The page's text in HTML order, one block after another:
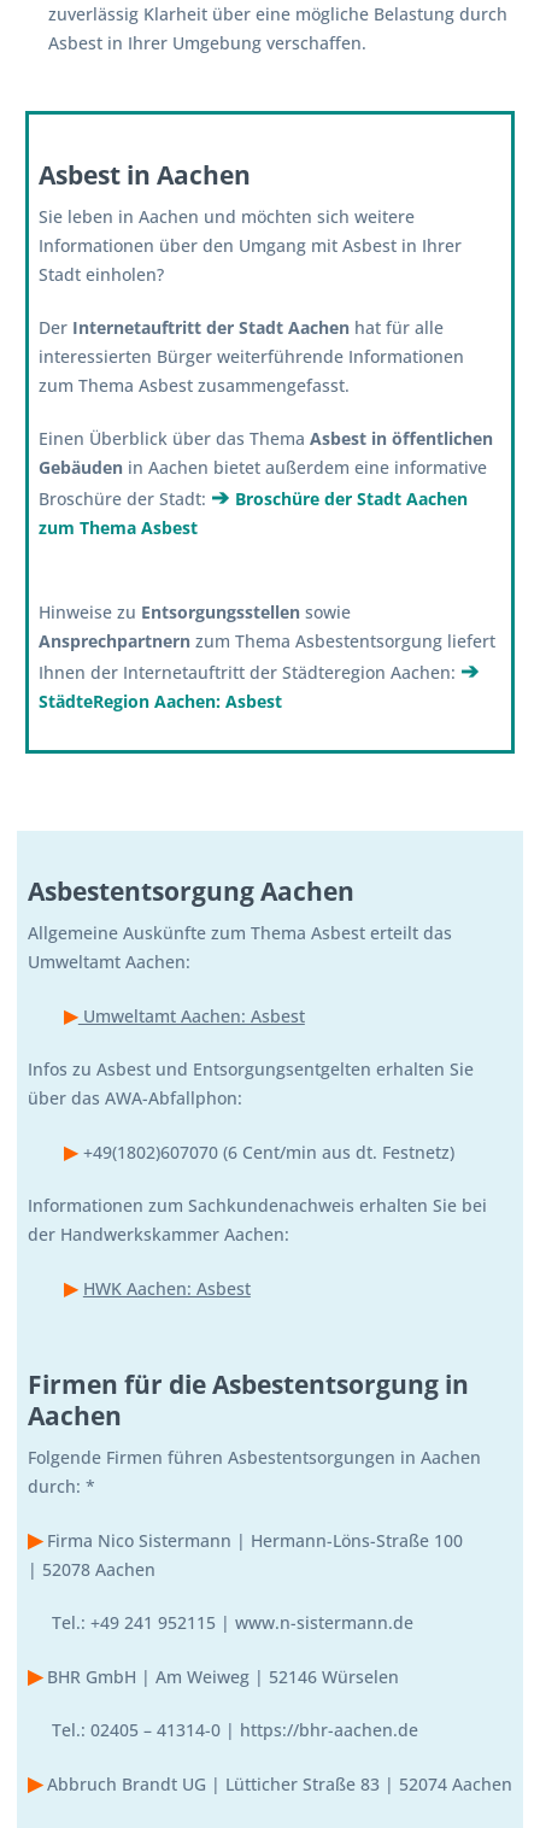
zuverlässig Klarheit über eine mögliche Belastung durch
Asbest in Ihrer Umgebung verschaffen.
Asbest in Aachen
Sie leben in Aachen und möchten sich weitere
Informationen über den Umgang mit Asbest in Ihrer
Stadt einholen?
Der Internetauftritt der Stadt Aachen hat für alle
interessierten Bürger weiterführende Informationen
zum Thema Asbest zusammengefasst.
Einen Überblick über das ThemaAsbest in öffentlichen
Gebäuden in Aachen bietet außerdem eine informative
Broschüre der Stadt: ➔ Broschüre der Stadt Aachen
zum Thema Asbest
Hinweise zu Entsorgungsstellen sowie
Ansprechpartnern zum Thema Asbestentsorgung liefert
Ihnen der Internetauftritt der Städteregion Aachen: ➔
StädteRegion Aachen: Asbest
Asbestentsorgung Aachen
Allgemeine Auskünfte zum Thema Asbest erteilt das
Umweltamt Aachen:
▶Umweltamt Aachen: Asbest
Infos zu Asbest und Entsorgungsentgelten erhalten Sie
über das AWA-Abfallphon:
▶+49(1802)607070 (6 Cent/min aus dt. Festnetz)
Informationen zum Sachkundenachweis erhalten Sie bei
der Handwerkskammer Aachen:
▶ HWK Aachen: Asbest
Firmen für die Asbestentsorgung in
Aachen
Folgende Firmen führen Asbestentsorgungen in Aachen
durch: *
▶Firma Nico Sistermann | Hermann-Löns-Straße 100
| 52078 Aachen
Tel.: +49 241 952115| www.n-sistermann.de
▶BHR GmbH | Am Weiweg | 52146 Würselen
Tel.: 02405 – 41314-0 | https://bhr-aachen.de
▶Abbruch Brandt UG | Lütticher Straße 83 | 52074 Aachen